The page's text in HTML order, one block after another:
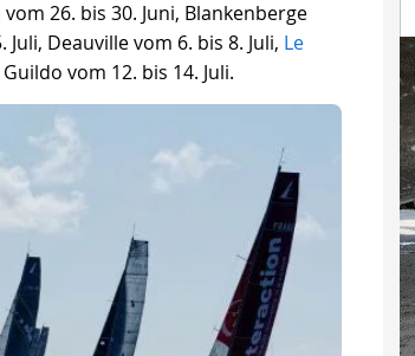
26. bis 30. Juni, Blankenberge
Deauville vom 6. bis 8. Juli, Le
vom 12. bis 14. Juli.